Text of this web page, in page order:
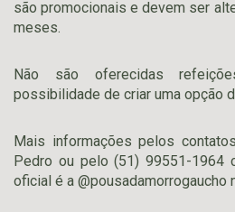
são promocionais e devem ser
meses.
Não são oferecidas
possibilidade de criar uma opção
Mais informações pelos
Pedro ou pelo (51) 99551-1964
oficial é a @pousadamorrogaucho